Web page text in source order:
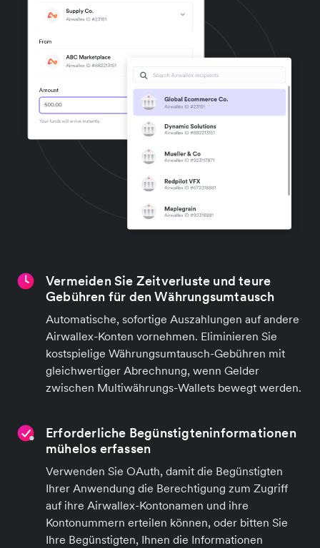
Vermeiden Sie Zeitverluste und teure
Gebühren für den Währungsumtausch
Automatische, sofortige Auszahlungen auf andere
Airwallex-Konten vornehmen. Eliminieren Sie
kostspielige Währungsumtausch-Gebühren mit
gleichwertiger Abrechnung, wenn Gelder
zwischen Multiwährungs-Wallets bewegt werden.
Erforderliche Begünstigteninformationen
mühelos erfassen
Verwenden Sie OAuth, damit die Begünstigten
Ihrer Anwendung die Berechtigung zum Zugriff
auf ihre Airwallex-Kontonamen und ihre
Kontonummern erteilen können, oder bitten Sie
Ihre Begünstigten, Ihnen die Informationen